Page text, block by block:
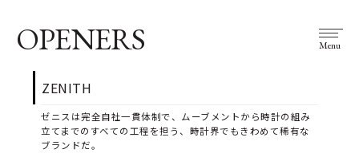
OPENERS Menu
ZENITH
ゼニスは完全自社一貫体制で、ムーブメントから時計の組み
立てまでのすべての工程を担う、時計界でもきわめて稀有な
ブランドだ。